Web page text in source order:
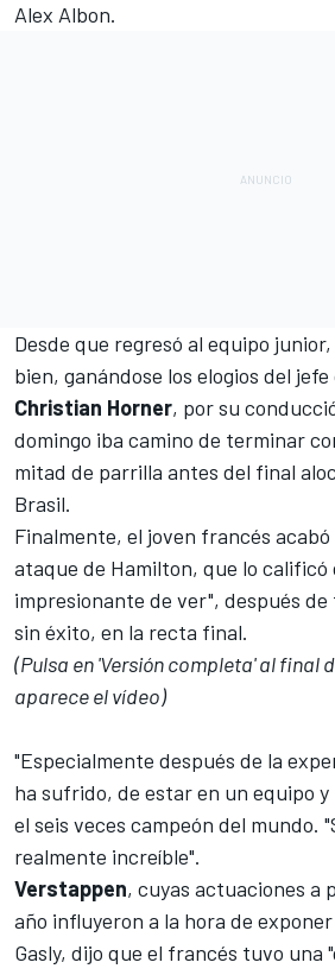
Alex Albon.
Desde que regresó al equipo
bien, ganándose los elogios del
Christian Horner, por su
domingo iba camino de terminar
mitad de parrilla antes del final
Brasil.
Finalmente, el joven francés
ataque de Hamilton, que lo calificó
impresionante de ver", después
sin éxito, en la recta final.
(Pulsa en 'Versión completa' al final
aparece el vídeo)
"Especialmente después de la
ha sufrido, de estar en un equipo
el seis veces campeón del mundo.
realmente increíble".
Verstappen, cuyas actuaciones a
año influyeron a la hora de
Gasly, dijo que el francés tuvo una